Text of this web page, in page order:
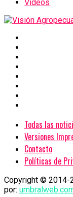
Videos
Todas las
Versiones
Contacto
Políticas de
Copyright © 2014-
por: